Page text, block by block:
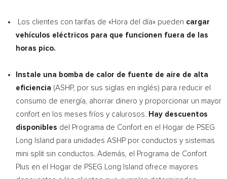
Los clientes con tarifas de «Hora del día» pueden cargar
vehículos eléctricos para que funcionen fuera de las
horas pico.
Instale una bomba de calor de fuente de aire de alta
eficiencia (ASHP, por sus siglas en inglés) para reducir el
consumo de energía, ahorrar dinero y proporcionar un mayor
confort en los meses fríos y calurosos. Hay descuentos
disponibles del Programa de Confort en el Hogar de PSEG
Long Island para unidades ASHP por conductos y sistemas
mini split sin conductos. Además, el Programa de Confort
Plus en el Hogar de PSEG Long Island ofrece mayores